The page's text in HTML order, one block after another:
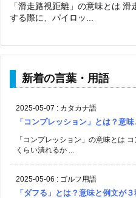
「滑走路視距離」の意味とは
する際に、パイロッ...
新着の言葉・用語
2025-05-07 : カタカナ語
「コンプレッション」とは？意
「コンプレッション」の意味とは
くらい潰れるか ...
2025-05-06 : ゴルフ用語
「ダフる」とは？意味と例文が３